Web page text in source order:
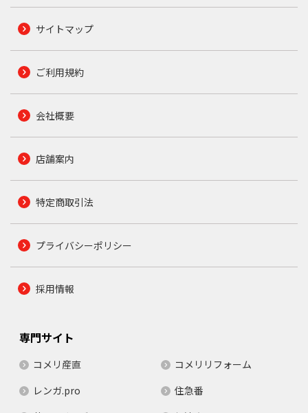
サイトマップ
ご利用規約
会社概要
店舗案内
特定商取引法
プライバシーポリシー
採用情報
専門サイト
コメリ産直
コメリリフォーム
レンガ.pro
住急番